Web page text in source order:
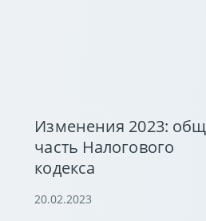
Изменения 2023:
часть Налогового
кодекса
20.02.2023